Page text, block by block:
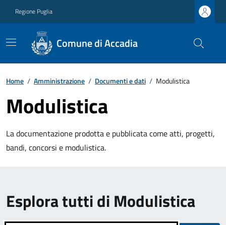
Regione Puglia
Comune di Accadia
Home / Amministrazione / Documenti e dati / Modulistica
Modulistica
La documentazione prodotta e pubblicata come atti, progetti,
bandi, concorsi e modulistica.
Esplora tutti di Modulistica